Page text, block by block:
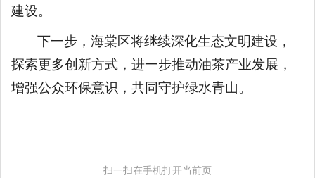
建设。
下一步，海棠区将继续深化生态文明建设，
探索更多创新方式，进一步推动油茶产业发展，
增强公众环保意识，共同守护绿水青山。
扫一扫在手机打开当前页